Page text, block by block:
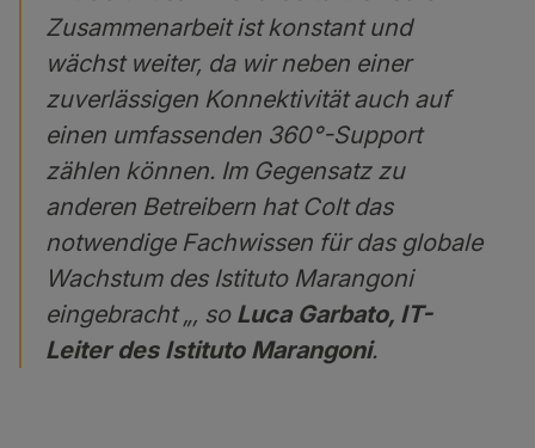
Zusammenarbeit ist konstant und
wächst weiter, da wir neben einer
zuverlässigen Konnektivität auch auf
einen umfassenden 360°-Support
zählen können. Im Gegensatz zu
anderen Betreibern hat Colt das
notwendige Fachwissen für das globale
Wachstum des Istituto Marangoni
eingebracht „, so Luca Garbato, IT-
Leiter des Istituto Marangoni.